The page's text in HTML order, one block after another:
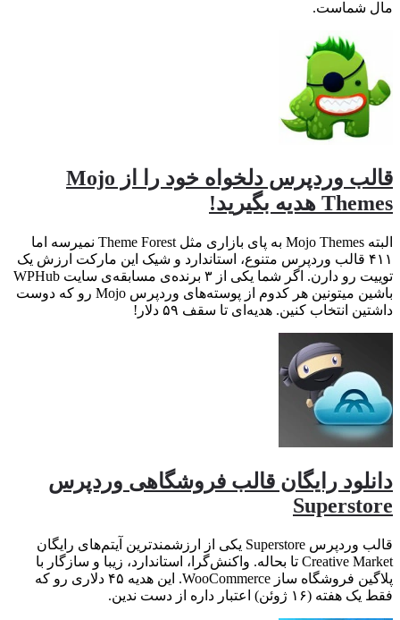
مال شماست.
قالب وردپرس دلخواه خود را از Mojo
Themes هدیه بگیرید!
البته Mojo Themes به پای بازاری مثل Theme Forest نمیرسه اما
۴۱۱ قالب وردپرس متنوع، استاندارد و شیک این مارکت ارزش یک
توییت رو دارن. اگر شما یکی از ۳ برنده‌ی مسابقه‌ی سایت WPHub
باشین میتونین هر کدوم از پوسته‌های وردپرس Mojo رو که دوست
داشتین انتخاب کنین. هدیه‌ای تا سقف ۵۹ دلار!
دانلود رایگان قالب فروشگاهی وردپرس
Superstore
قالب وردپرس Superstore یکی از ارزشمندترین آیتم‌های رایگان
Creative Market تا بحاله. واکنش‌گرا، استاندارد، زیبا و سازگار با
پلاگین فروشگاه ساز WooCommerce. این هدیه ۴۵ دلاری رو که
فقط یک هفته (۱۶ ژوئن) اعتبار داره از دست ندین.